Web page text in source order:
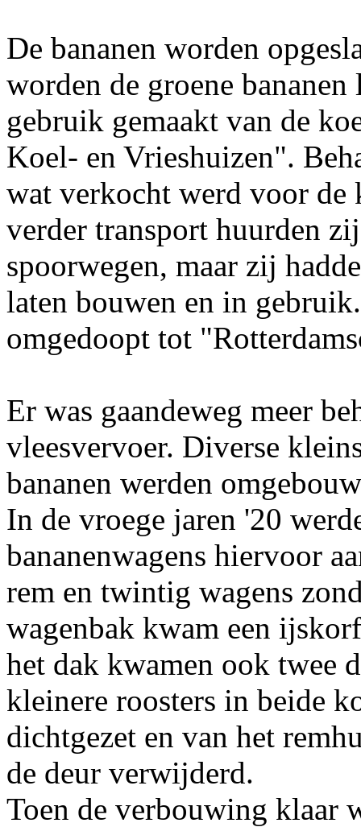
De bananen worden
worden de groene
gebruik gemaakt van de
Koel- en Vrieshuizen".
wat verkocht werd voor de
verder transport huurden
spoorwegen, maar zij
laten bouwen en in
omgedoopt tot
Er was gaandeweg meer
vleesvervoer. Diverse
bananen werden
In de vroege jaren '20
bananenwagens hiervoor
rem en twintig wagens
wagenbak kwam een
het dak kwamen ook twee
kleinere roosters in beide
dichtgezet en van het
de deur verwijderd.
Toen de verbouwing klaar